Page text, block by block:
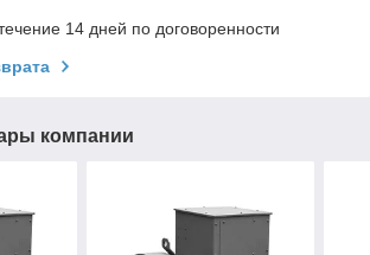
14 дней по договоренности
компании